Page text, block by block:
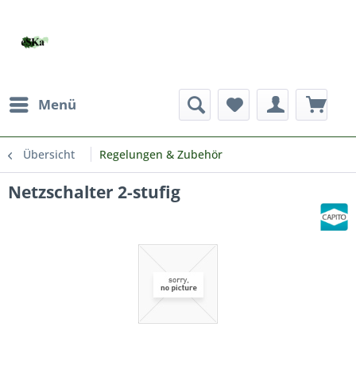
Menü
Übersicht Regelungen & Zubehör
Netzschalter 2-stufig